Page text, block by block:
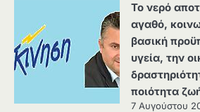
Το νερό
αγαθό,
βασική
υγεία, την
ποιότητα
7 Αυγούστου